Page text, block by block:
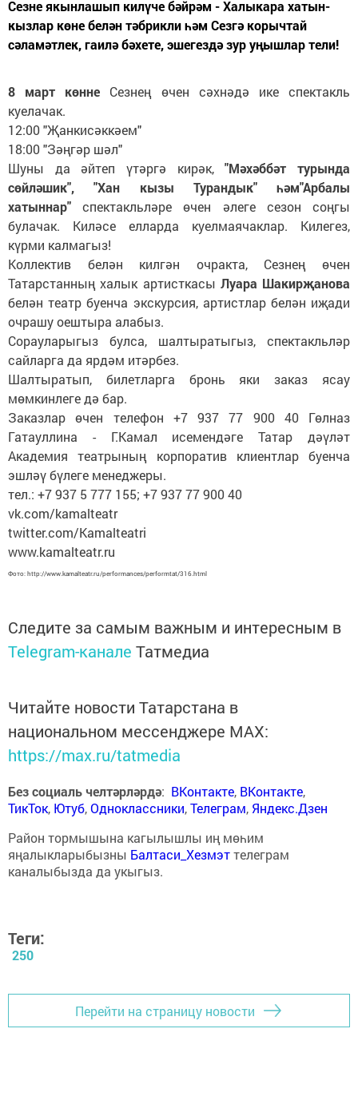
Сезне якынлашып килүче бәйрәм - Халыкара хатын-
кызлар көне белән тәбрикли һәм Сезгә корычтай
сәламәтлек, гаилә бәхете, эшегездә зур уңышлар тели!
8 март көнне Сезнең өчен сәхнәдә ике спектакль
куелачак.
12:00 "Җанкисәккәем"
18:00 "Зәңгәр шәл"
Шуны да әйтеп үтәргә кирәк,"Мәхәббәт турында
сөйләшик", "Хан кызы Турандык" һәм"Арбалы
хатыннар" спектакльләре өчен әлеге сезон соңгы
булачак. Киләсе елларда куелмаячаклар. Килегез,
күрми калмагыз!
Коллектив белән килгән очракта, Сезнең өчен
Татарстанның халык артисткасы Луара Шакирҗанова
белән театр буенча экскурсия, артистлар белән иҗади
очрашу оештыра алабыз.
Сорауларыгыз булса, шалтыратыгыз, спектакльләр
сайларга да ярдәм итәрбез.
Шалтыратып, билетларга бронь яки заказ ясау
мөмкинлеге дә бар.
Заказлар өчен телефон +7 937 77 900 40 Гөлназ
Гатауллина - Г.Камал исемендәге Татар дәүләт
Академия театрының корпоратив клиентлар буенча
эшләү бүлеге менеджеры.
тел.: +7 937 5 777 155; +7 937 77 900 40
vk.com/kamalteatr
twitter.com/Kamalteatri
www.kamalteatr.ru
Фото: http://www.kamalteatr.ru/performances/performtat/316.html
Следите за самым важным и интересным в
Telegram-канале Татмедиа
Читайте новости Татарстана в
национальном мессенджере MАХ:
https://max.ru/tatmedia
Без социаль челтәрләрдә: ВКонтакте, ВКонтакте,
ТикТок, Ютуб,Одноклассники,Телеграм, Яндекс.Дзен
Район тормышына кагылышлы иң мөһим
яңалыкларыбызны Балтаси_Хезмэттелеграм
каналыбызда да укыгыз.
Теги:
250
Перейти на страницу новости